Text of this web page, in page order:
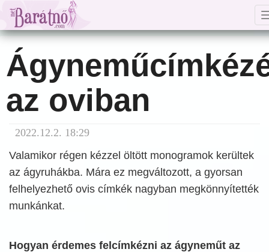
az oviban
2022.12.2. 18:29
Valamikor régen kézzel öltött monogramok kerültek
az ágyruhákba. Mára ez megváltozott, a gyorsan
felhelyezhető ovis címkék nagyban megkönnyítették
munkánkat.
Hogyan érdemes felcímkézni az ágyneműt az